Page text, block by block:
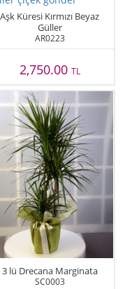
Aşk Küresi Kırmızı Beyaz
Güller
AR0223
2,750.00 TL
3 lü Drecana Marginata
SC0003